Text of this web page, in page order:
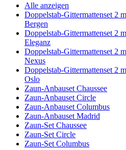
Alle anzeigen
Doppelstab-Gittermattenset 2
Bergen
Doppelstab-Gittermattenset 2
Eleganz
Doppelstab-Gittermattenset 2
Nexus
Doppelstab-Gittermattenset 2
Oslo
Zaun-Anbauset Chaussee
Zaun-Anbauset Circle
Zaun-Anbauset Columbus
Zaun-Anbauset Madrid
Zaun-Set Chaussee
Zaun-Set Circle
Zaun-Set Columbus